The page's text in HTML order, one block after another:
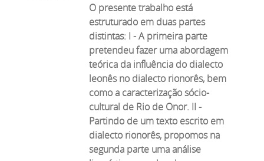
O presente trabalho está
estruturado em duas partes
distintas: I - A primeira parte
pretendeu fazer uma abordagem
teórica da influência do dialecto
leonês no dialecto rionorês, bem
como a caracterização sócio-
cultural de Rio de Onor. II -
Partindo de um texto escrito em
dialecto rionorês, propomos na
segunda parte uma análise